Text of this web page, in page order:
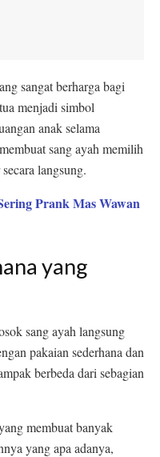
sangat berharga bagi
menjadi simbol
anak selama
sang ayah memilih
langsung.
Prank Mas Wawan
yang
sang ayah langsung
pakaian sederhana dan
berbeda dari sebagian
membuat banyak
yang apa adanya,